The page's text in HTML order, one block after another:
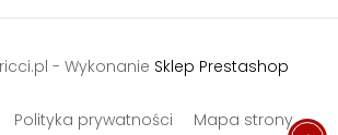
- Wykonanie Sklep Prestashop
Polityka prywatności Mapa strony